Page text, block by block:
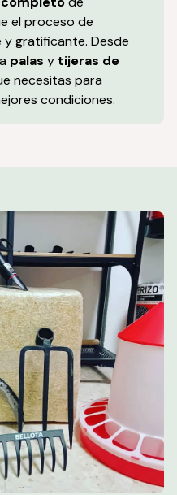
el proceso de
y gratificante. Desde
palas y tijeras de
necesitas para
condiciones.